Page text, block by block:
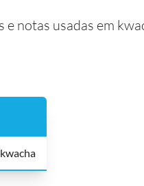
notas usadas em